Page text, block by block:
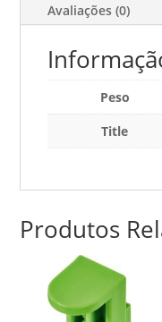
Avaliações (0)
Peso
Title
Produtos